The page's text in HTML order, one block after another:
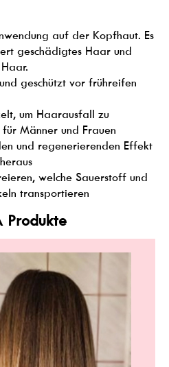
auf der Kopfhaut. Es
geschädigtes Haar und
geschützt vor frühreifen
um Haarausfall zu
Männer und Frauen
und regenerierenden Effekt
welche Sauerstoff und
transportieren
Produkte